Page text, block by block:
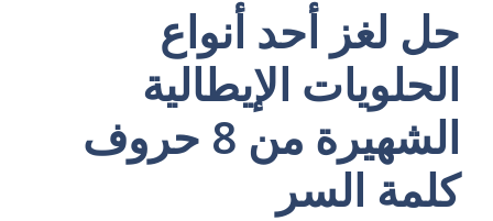
حل لغز أحد أنواع
الحلويات الإيطالية
الشهيرة من 8 حروف
كلمة السر